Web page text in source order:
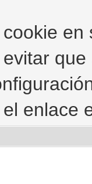
enlace